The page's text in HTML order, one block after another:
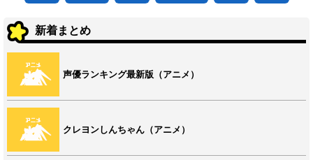
新着まとめ
声優ランキング最新版（アニメ）
クレヨンしんちゃん（アニメ）